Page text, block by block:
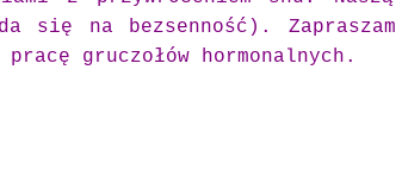
się na bezsenność).
gruczołów hormonalnych.